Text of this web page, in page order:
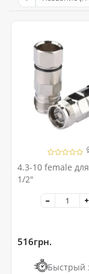
4.3-10 female
1/2"
516грн.
Быстрый